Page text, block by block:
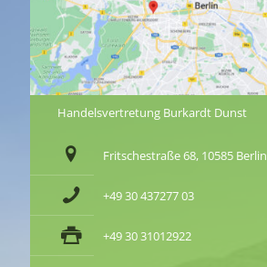
Handelsvertretung Burkardt Dunst
Fritschestraße 68, 10585 Berlin
+49 30 437277 03
+49 30 31012922